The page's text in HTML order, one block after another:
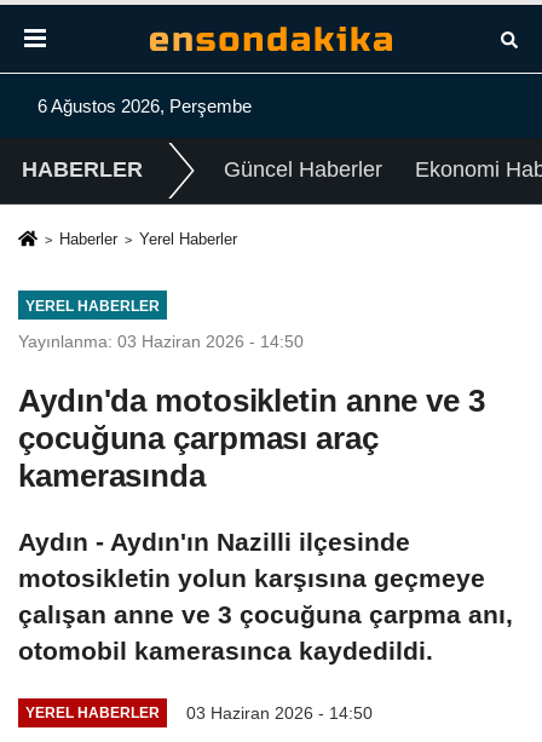
6 Ağustos 2026, Perşembe
HABERLER Güncel Haberler Ekonomi
Haberler Yerel Haberler
YEREL HABERLER
Yayınlanma: 03 Haziran 2026 - 14:50
Aydın'da motosikletin anne ve 3
çocuğuna çarpması araç
kamerasında
Aydın - Aydın'ın Nazilli ilçesinde
motosikletin yolun karşısına geçmeye
çalışan anne ve 3 çocuğuna çarpma anı,
otomobil kamerasınca kaydedildi.
YEREL HABERLER 03 Haziran 2026 - 14:50